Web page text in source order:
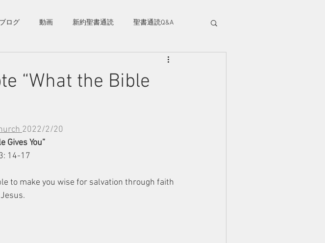
Church
ームページです。
コンタクト つくばライフチャーチ
ブログ 動画 新約聖書通読 聖書通読Q&A
“What the Bible
2022/2/20
Gives You”
14-17
to make you wise for salvation through faith